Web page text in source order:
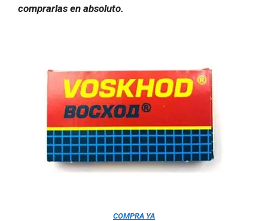
comprarlas en absoluto.
COMPRA YA